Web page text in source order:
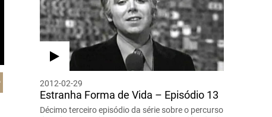
2012-02-29
Estranha Forma de Vida – Episódio 13
Décimo terceiro episódio da série sobre o percurso